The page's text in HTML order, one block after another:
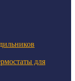
для